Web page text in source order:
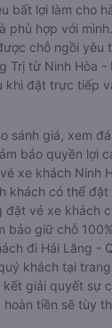
bất lợi làm cho
phù hợp với
chỗ ngồi yêu
Trị từ Ninh Hòa -
khi đặt trực tiếp
sánh giá, xem
bảo quyền lợi
xe khách Ninh
khách có thể
đặt vé xe khách
bảo giữ chỗ
đi Hải Lăng -
khách tại
giải quyết sự
hoàn tiền sẽ tùy